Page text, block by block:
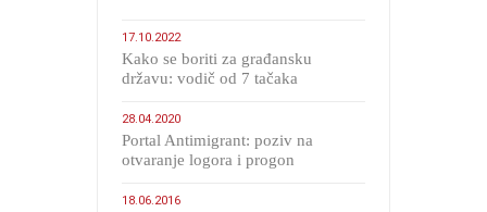
17.10.2022
Kako se boriti za građansku
državu: vodič od 7 tačaka
28.04.2020
Portal Antimigrant: poziv na
otvaranje logora i progon
18.06.2016